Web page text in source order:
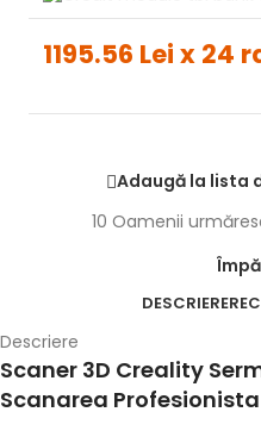
1195.56 Lei x 24
Adaugă la lista
10 Oamenii
DESCRIERE
Descriere
Scaner 3D Creality
Scanarea Profesionista